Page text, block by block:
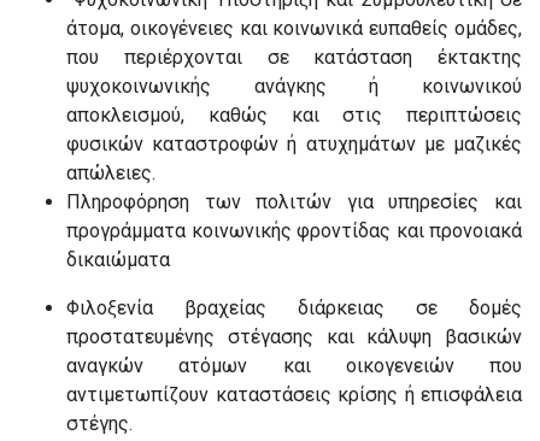
άτομα, οικογένειες και κοινωνικά ευπαθείς ομάδες,
που περιέρχονται σε κατάσταση έκτακτης
ψυχοκοινωνικής ανάγκης ή κοινωνικού
αποκλεισμού, καθώς και στις περιπτώσεις
φυσικών καταστροφών ή ατυχημάτων με μαζικές
απώλειες.
Πληροφόρηση των πολιτών γιαυπηρεσίες και
προγράμματα κοινωνικής φροντίδας και προνοιακά
δικαιώματα
Φιλοξενία βραχείας διάρκειας σε δομές
προστατευμένης στέγασης και κάλυψη βασικών
αναγκών ατόμων και οικογενειών που
αντιμετωπίζουν καταστάσεις κρίσης ή επισφάλεια
στέγης.